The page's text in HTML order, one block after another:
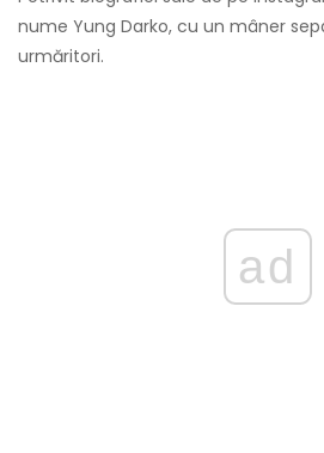
nume Yung Darko, cu un mâner
urmăritori.
ad